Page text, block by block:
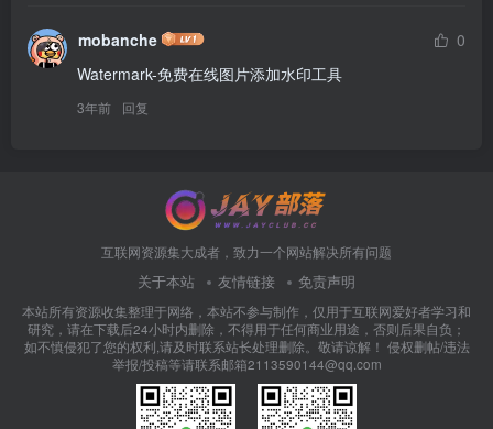
mobanche
0
Watermark-免费在线图片添加水印工具
3年前 回复
互联网资源集大成者，致力一个网站解决所有问题
关于本站 友情链接 免责声明
本站所有资源收集整理于网络，本站不参与制作，仅用于互联网爱好者学习和
研究，请在下载后24小时内删除，不得用于任何商业用途，否则后果自负；
如不慎侵犯了您的权利,请及时联系站长处理删除。敬请谅解！ 侵权删帖/违法
举报/投稿等请联系邮箱2113590144@qq.com